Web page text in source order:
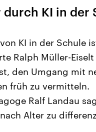
Anhalt
wählt am 6.
einen neuen
wird das
einer Koalition aus
USA
mit
durch KI in der
KI in der Schule
Ralph Müller-
den Umgang mit
früh zu vermitteln.
Ralf Landau
Alter zu